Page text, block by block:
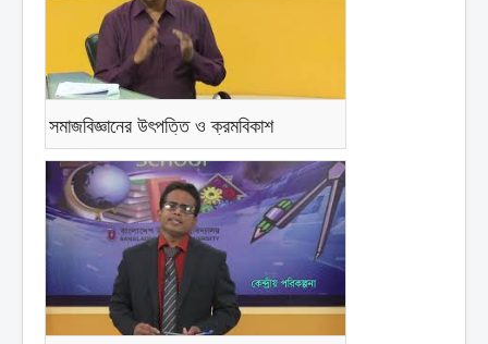
সমাজবিজ্ঞানের উৎপত্তি ও ক্রমবিকাশ